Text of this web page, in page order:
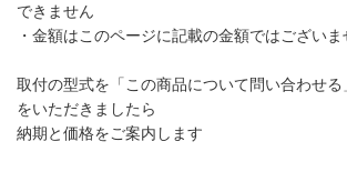
できません
・金額はこのページに記載の金額ではございま
取付の型式を「この商品について問い合わせ
をいただきましたら
納期と価格をご案内します